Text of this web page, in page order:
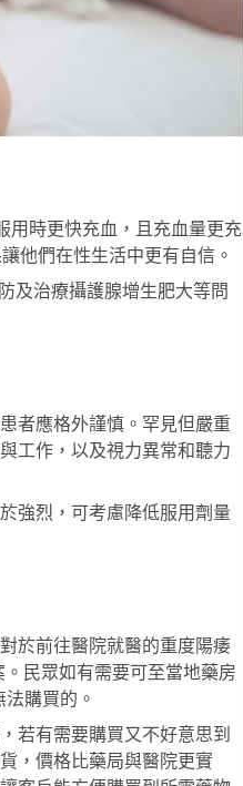
用時更快充血，且充血量更充
他們在性生活中更有自信。
及治療攝護腺增生肥大等問
者應格外謹慎。罕見但嚴重
工作，以及視力異常和聽力
強烈，可考慮降低服用劑量
於前往醫院就醫的重度陽痿
民眾如有需要可至當地藥房
購買的。
若有需要購買又不好意思到
，價格比藥局與醫院更實